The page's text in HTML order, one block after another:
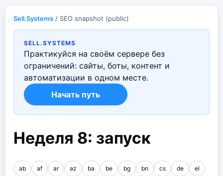
Sell.Systems / SEO snapshot (public)
SELL.SYSTEMS
Практикуйся на своём сервере без
ограничений: сайты, боты, контент и
автоматизации в одном месте.
Начать путь
Неделя 8: запуск
ab af ar az ba be bg bn cs de el